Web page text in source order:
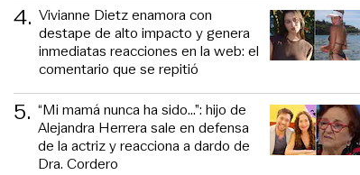
4. Vivianne Dietz enamora con
destape de alto impacto y genera
inmediatas reacciones en la web: el
comentario que se repitió
5. “Mi mamá nunca ha sido...”: hijo de
Alejandra Herrera sale en defensa
de la actriz y reacciona a dardo de
Dra. Cordero